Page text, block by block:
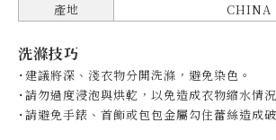
產地
CHINA
洗滌技巧
˙建議將深、淺衣物分開洗滌，避免染色。
˙請勿過度浸泡與烘乾，以免造成衣物縮水情況
˙請避免手錶、首飾或包包金屬勾住蕾絲造成破